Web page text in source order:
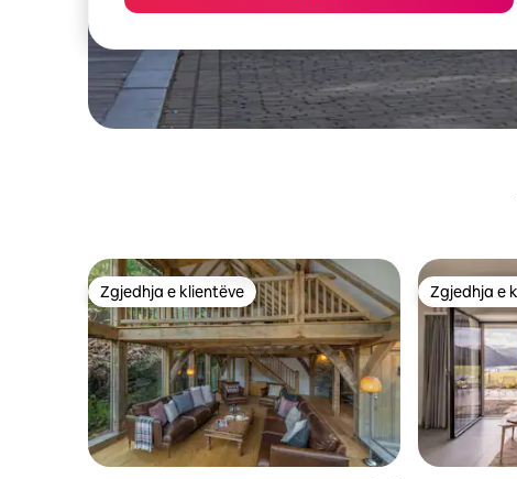
Zgjedhja e klientëve
Zgjedhja e klientëve Zgjedhja e
Zgjedhja e